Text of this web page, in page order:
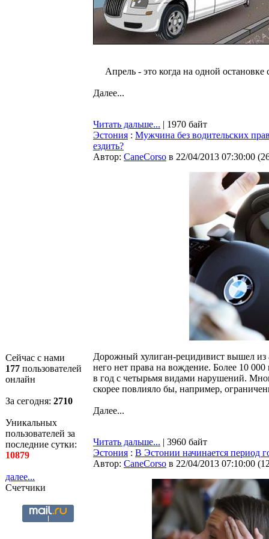
Сейчас с нами
177 пользователей
онлайн
За сегодня: 2711
Уникальных
пользователей за
последние сутки:
10879
далее...
Счетчики
Апрель - это когда на одной
Далее...
Читать дальше... | 1970 байт
Эстония : Мужчина без водительских
ездить?
Автор: CaneCorso в 22/04/2013 07:30:00 (
Дорожный хулиган-рецидивист вышел из
него нет права на вождение. Более 10
в год с четырьмя видами нарушений.
скорее повлияло бы, например,
Далее...
Читать дальше... | 3960 байт
Эстония : В Эстонии начинается период
Автор: CaneCorso в 22/04/2013 07:10:00 (